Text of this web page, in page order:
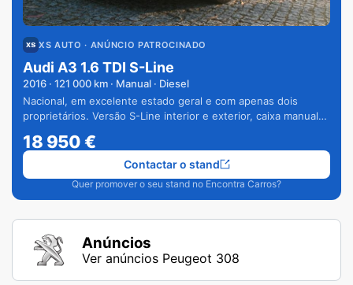
XS AUTO · ANÚNCIO PATROCINADO
Audi A3 1.6 TDI S-Line
2016 · 121 000 km · Manual · Diesel
Nacional, em excelente estado geral e com apenas dois
proprietários. Versão S-Line interior e exterior, caixa manual
18 950€
Quer promover o seu stand no Encontra Carros?
Contactar o stand
Anúncios
Ver anúncios Peugeot 308